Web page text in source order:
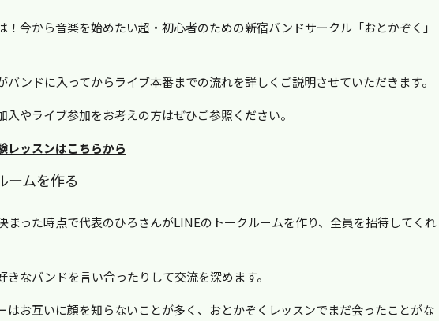
！今から音楽を始めたい超・初心者のための新宿バンドサークル「おとかぞく」
バンドに入ってからライブ本番までの流れを詳しくご説明させていただきます。
入やライブ参加をお考えの方はぜひご参照ください。
レッスンはこちらから
ームを作る
まった時点で代表のひろさんがLINEのトークルームを作り、全員を招待してくれ
きなバンドを言い合ったりして交流を深めます。
はお互いに顔を知らないことが多く、おとかぞくレッスンでまだ会ったことがな